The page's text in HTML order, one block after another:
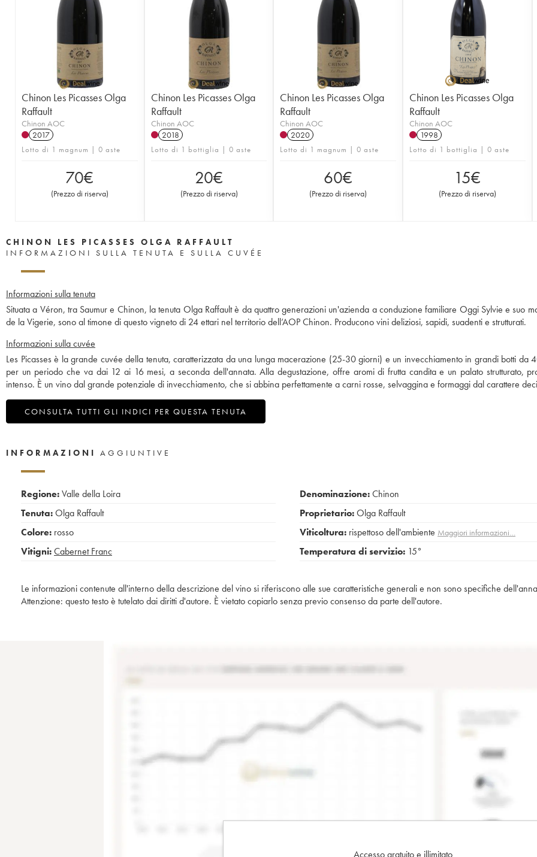
Chinon Les Picasses Olga
Raffault
Chinon AOC
2017
Lotto di 1 magnum | 0 aste
70€
(Prezzo di riserva)
Chinon Les Picasses Olga
Raffault
Chinon AOC
2018
Lotto di 1 bottiglia | 0 aste
20€
(Prezzo di riserva)
Chinon Les Picasses Olga
Raffault
Chinon AOC
2020
Lotto di 1 magnum | 0 aste
60€
(Prezzo di riserva)
Chinon Les Picasses Olga
Raffault
Chinon AOC
1998
Lotto di 1 bottiglia | 0 aste
15€
(Prezzo di riserva)
CHINON LES PICASSES OLGA RAFFAULT
INFORMAZIONI SULLA TENUTA E SULLA CUVÉE
Informazioni sulla tenuta
Situata a Véron, tra Saumur e Chinon, la tenuta Olga Raffault è da quattro generazioni un'azienda a conduzione familiare Oggi Sylvie e suo
de la Vigerie, sono al timone di questo vigneto di 24 ettari nel territorio dell’AOP Chinon. Producono vini deliziosi, sapidi, suadenti e strutturati.
Informazioni sulla cuvée
Les Picasses è la grande cuvée della tenuta, caratterizzata da una lunga macerazione (25-30 giorni) e un invecchiamento in grandi botti da
per un periodo che va dai 12 ai 16 mesi, a seconda dell'annata. Alla degustazione, offre aromi di frutta candita e un palato strutturato,
intenso. È un vino dal grande potenziale di invecchiamento, che si abbina perfettamente a carni rosse, selvaggina e formaggi dal carattere
CONSULTA TUTTI GLI INDICI PER QUESTA TENUTA
INFORMAZIONI AGGIUNTIVE
Regione:Valle della Loira
Tenuta:Olga Raffault
Colore: rosso
Vitigni:Cabernet Franc
Denominazione:Chinon
Proprietario:Olga Raffault
Viticoltura: rispettoso dell'ambiente Maggiori informazioni…
Temperatura di servizio: 15°
Le informazioni contenute all'interno della descrizione del vino si riferiscono alle sue caratteristiche generali e non sono specifiche
Attenzione: questo testo è tutelato dai diritti d'autore. È vietato copiarlo senza previo consenso da parte dell'autore.
Accesso gratuito e illimitato